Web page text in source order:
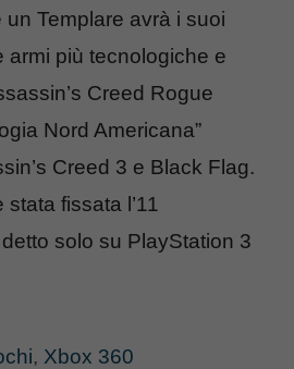
un Templare avrà i suoi
armi più tecnologiche e
Creed Rogue
Nord Americana”
Creed 3 e Black Flag.
stata fissata l’11
solo su PlayStation 3
, Xbox 360